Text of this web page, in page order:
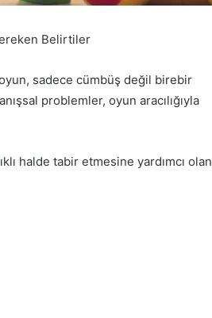
Belirtiler
sadece cümbüş değil birebir
problemler, oyun aracılığıyla
halde tabir etmesine yardımcı olan